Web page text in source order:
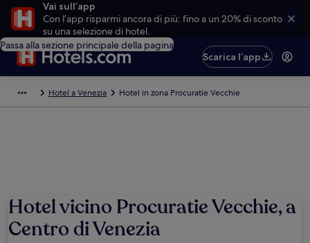
Vai sull’app
Con l’app risparmi ancora di più: fino a un 20% di sconto
su una selezione di hotel.
Passa alla sezione principale della pagina
Scarica l’app
Hotel a Venezia Hotel in zona Procuratie Vecchie
Hotel vicino Procuratie Vecchie, a
Centro di Venezia